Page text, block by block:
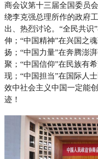
商会议第十三届全国委员
绕李克强总理所作的政府
出、热烈讨论。“全民共识
伸；“中国精神”在兴国之
扬；“中国力量”在奔腾澎
聚；“中国信仰”在民族有
现；“中国担当”在国际人
效中社会主义中国一定能
迹！